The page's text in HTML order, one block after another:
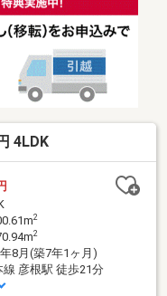
4LDK
2
2
8月(築7年1ヶ月)
彦根駅 徒歩21分